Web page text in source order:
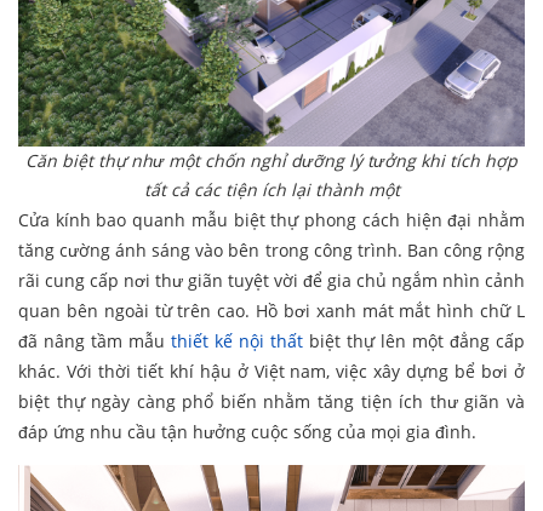
Căn biệt thự như một chốn nghỉ dưỡng lý tưởng khi tích hợp
tất cả các tiện ích lại thành một
Cửa kính bao quanh mẫu biệt thự phong cách hiện đại nhằm
tăng cường ánh sáng vào bên trong công trình. Ban công rộng
rãi cung cấp nơi thư giãn tuyệt vời để gia chủ ngắm nhìn cảnh
quan bên ngoài từ trên cao. Hồ bơi xanh mát mắt hình chữ L
đã nâng tầm mẫu thiết kế nội thất biệt thự lên một đẳng cấp
khác. Với thời tiết khí hậu ở Việt nam, việc xây dựng bể bơi ở
biệt thự ngày càng phổ biến nhằm tăng tiện ích thư giãn và
đáp ứng nhu cầu tận hưởng cuộc sống của mọi gia đình.